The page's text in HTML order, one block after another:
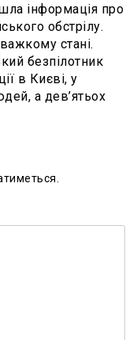
інформація про
обстрілу.
стані.
безпілотник
в Києві, у
а дев’ятьох